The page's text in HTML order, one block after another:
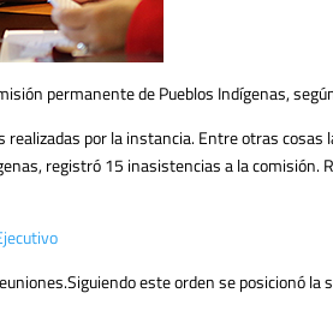
permanente de Pueblos Indígenas,
por la instancia. Entre otras cosas
registró 15 inasistencias a la comisión.
este orden se posicionó la